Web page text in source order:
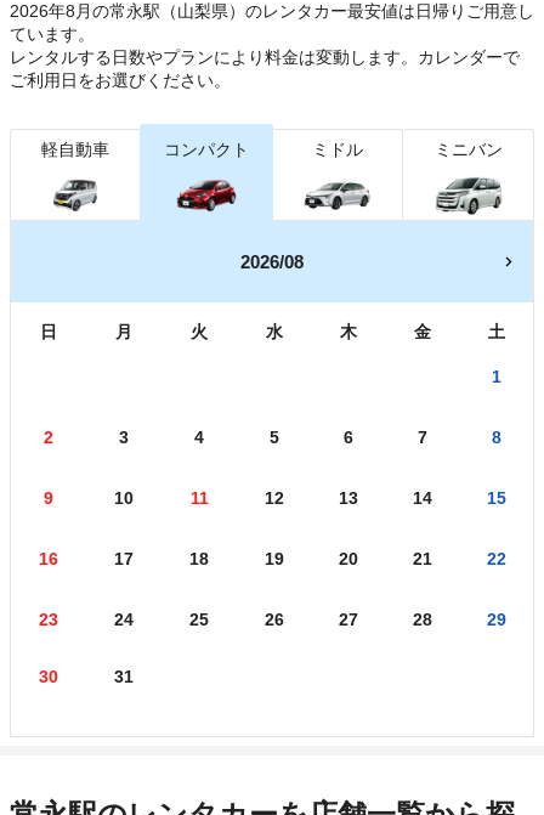
2026年8月の常永駅（山梨県）のレンタカー最安値は日帰り ご用意し
ています。
レンタルする日数やプランにより料金は変動します。カレンダーで
ご利用日をお選びください。
軽自動車 コンパクト ミドル ミニバン
2026/08
日 月 火 水 木 金 土
1
2 3 4 5 6 7 8
9 10 11 12 13 14 15
16 17 18 19 20 21 22
23 24 25 26 27 28 29
30 31